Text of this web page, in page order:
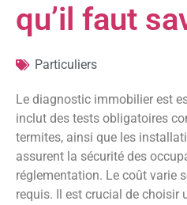
qu’il faut
Particuliers
Le diagnostic immobilier est
inclut des tests obligatoires
termites, ainsi que les
assurent la sécurité des
réglementation. Le coût varie
requis. Il est crucial de choisir